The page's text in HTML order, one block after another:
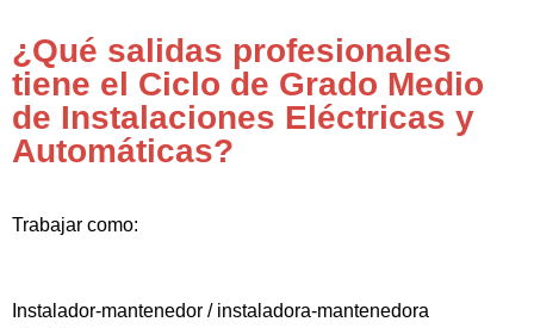
¿Qué salidas profesionales
tiene el Ciclo de Grado Medio
de Instalaciones Eléctricas y
Automáticas?
Trabajar como:
Instalador-mantenedor / instaladora-mantenedora